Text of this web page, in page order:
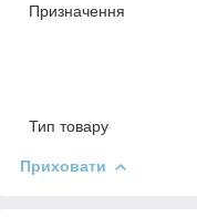
Призначення
Тип товару
Приховати